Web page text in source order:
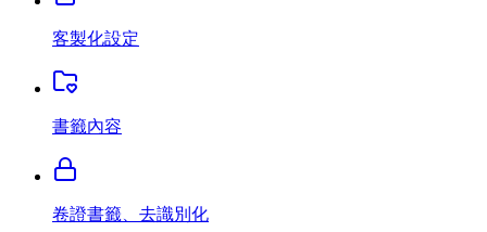
客製化設定
書籤內容
卷證書籤、去識別化